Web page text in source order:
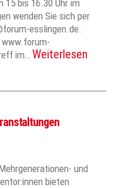
15 bis 16.30 Uhr im
wenden Sie sich per
esslingen.de.
im… Weiterlesen
und
bieten